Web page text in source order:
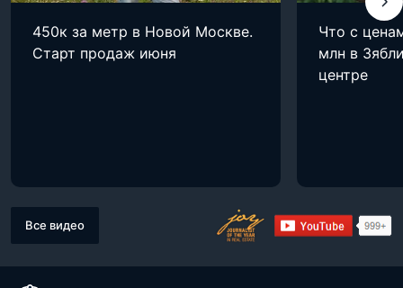
450к за метр в Новой Москве.
Старт продаж июня
Что с
млн в
центре
Все видео